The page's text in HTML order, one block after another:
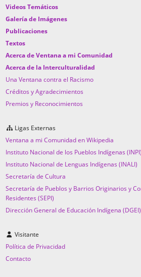
Videos Temáticos
Galería de Imágenes
Publicaciones
Textos
Acerca de Ventana a mi Comunidad
Acerca de la Interculturalidad
Una Ventana contra el Racismo
Créditos y Agradecimientos
Premios y Reconocimientos
Ligas Externas
Ventana a mi Comunidad en Wikipedia
Instituto Nacional de los Pueblos Indígenas (INPI)
Instituto Nacional de Lenguas Indígenas (INALI)
Secretaría de Cultura
Secretaría de Pueblos y Barrios Originarios y
Residentes (SEPI)
Dirección General de Educación Indígena (DGEI)
Visitante
Política de Privacidad
Contacto